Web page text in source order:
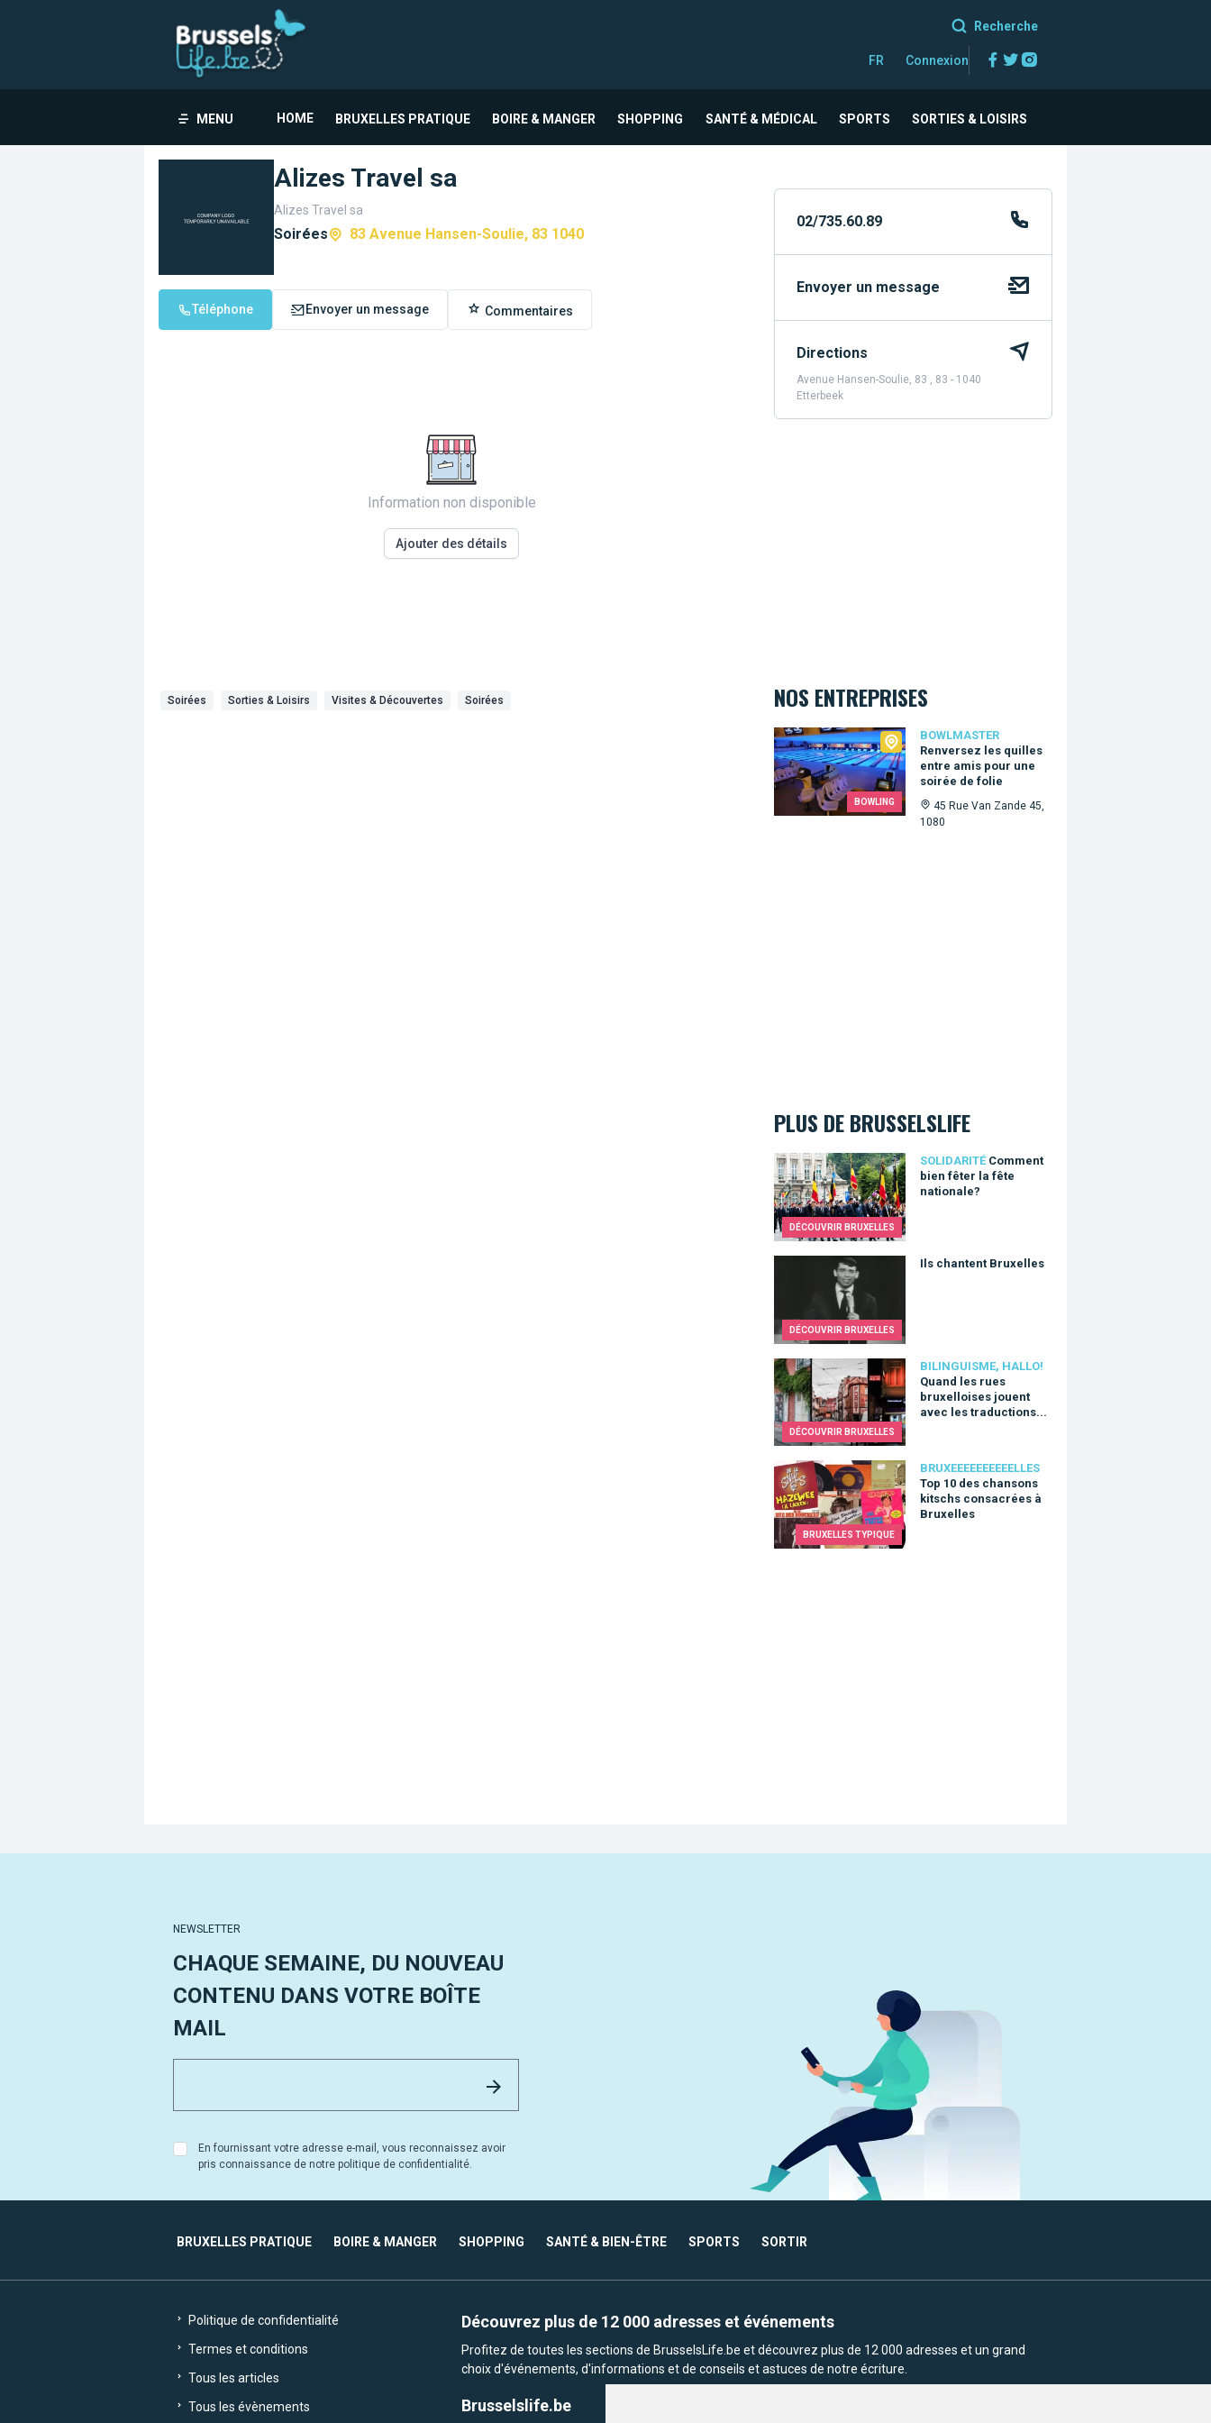
Recherche
FR Connexion Facebook
Twitter
MENU HOME BRUXELLES PRATIQUE BOIRE & MANGER SHOPPING SANTÉ & MÉDICAL SPORTS SORTIES & LOISIRS
Alizes Travel sa
Alizes Travel sa
Soirées 83 Avenue Hansen-Soulie, 83 1040
Téléphone Envoyer un message Commentaires
Information non disponible
Ajouter des détails
Soirées Sorties & Loisirs Visites & Découvertes Soirées
02/735.60.89
Envoyer un message
Directions
Avenue Hansen-Soulie, 83 , 83 - 1040
Etterbeek
NOS ENTREPRISES
BOWLING
BOWLMASTER
Renversez les quilles
entre amis pour une
soirée de folie
45 Rue Van Zande 45,
1080
Bowlmaster
PLUS DE BRUSSELSLIFE
DÉCOUVRIR BRUXELLES
SOLIDARITÉ Comment
bien fêter la fête
nationale?
Comment bien fêter la fête nationale?
DÉCOUVRIR BRUXELLES
Ils chantent Bruxelles
Ils chantent Bruxelles
DÉCOUVRIR BRUXELLES
BILINGUISME, HALLO!
Quand les rues
bruxelloises jouent
avec les traductions...
Quand les rues bruxelloises jouent avec les traductions...
BRUXELLES TYPIQUE
BRUXEEEEEEEEEELLES
Top 10 des chansons
kitschs consacrées à
Bruxelles
Top 10 des chansons kitschs consacrées à Bruxelles
NEWSLETTER
CHAQUE SEMAINE, DU NOUVEAU
CONTENU DANS VOTRE BOÎTE
MAIL
En fournissant votre adresse e-mail, vous reconnaissez avoir
pris connaissance de notre politique de confidentialité.
BRUXELLES PRATIQUE BOIRE & MANGER SHOPPING SANTÉ & BIEN-ÊTRE SPORTS SORTIR
Politique de confidentialité
Termes et conditions
Tous les articles
Tous les évènements
Découvrez plus de 12 000 adresses et événements
Profitez de toutes les sections de BrusselsLife.be et découvrez plus de 12 000 adresses et un grand
choix d'événements, d'informations et de conseils et astuces de notre écriture.
Brusselslife.be